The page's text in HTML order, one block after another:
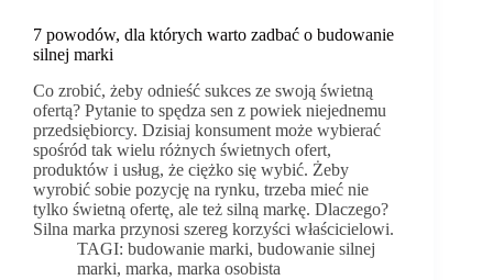
7 powodów, dla których warto zadbać o budowanie
silnej marki
Co zrobić, żeby odnieść sukces ze swoją świetną
ofertą? Pytanie to spędza sen z powiek niejednemu
przedsiębiorcy. Dzisiaj konsument może wybierać
spośród tak wielu różnych świetnych ofert,
produktów i usług, że ciężko się wybić. Żeby
wyrobić sobie pozycję na rynku, trzeba mieć nie
tylko świetną ofertę, ale też silną markę. Dlaczego?
Silna marka przynosi szereg korzyści właścicielowi.
TAGI: budowanie marki,budowanie silnej
marki, marka, marka osobista